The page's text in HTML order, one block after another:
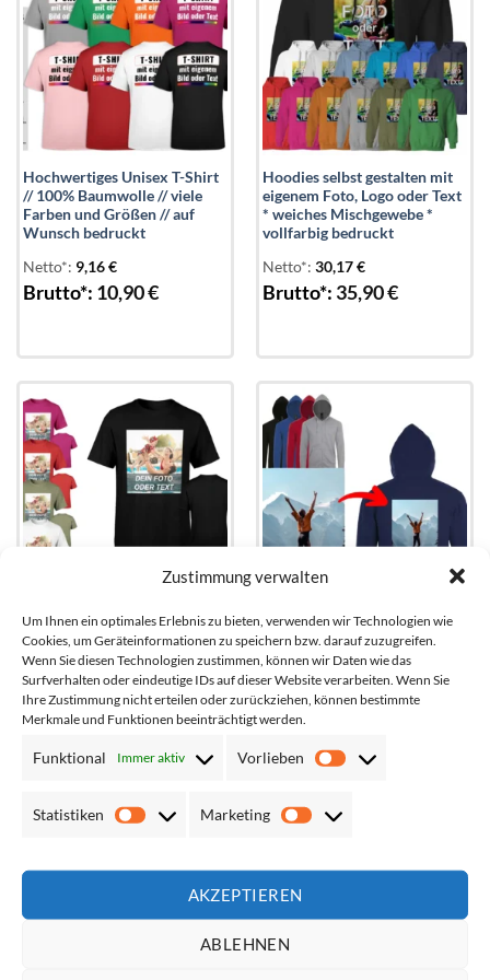
Zustimmung verwalten
Um Ihnen ein optimales Erlebnis zu bieten, verwenden wir Technologien wie
Cookies, um Geräteinformationen zu speichern bzw. darauf zuzugreifen.
Wenn Sie diesen Technologien zustimmen, können wir Daten wie das
Surfverhalten oder eindeutige IDs auf dieser Website verarbeiten. Wenn Sie
Ihre Zustimmung nicht erteilen oder zurückziehen, können bestimmte
Merkmale und Funktionen beeinträchtigt werden.
Funktional Immer aktiv Vorlieben
Vorlieben
Statistiken
Statistiken
Marketing
Marketing
AKZEPTIEREN
ABLEHNEN
Hochwertiges Unisex T-Shirt
// 100% Baumwolle // viele
Farben und Größen // auf
Wunsch bedruckt
Netto*: 9,16€
Brutto*: 10,90€
Hoodies selbst gestalten mit
eigenem Foto, Logo oder Text
* weiches Mischgewebe *
vollfarbig bedruckt
Netto*: 30,17€
Brutto*: 35,90€
wishlist
Bio Baumwolle T-Shirt selbst
gestalten * vollfarbig
bedruckt OEKO-TEX Tinte
Brutto*:17,90€
Hochwertiger Hoodie /
Kapuzenjacke // weiches
Mischgewebe // vollfarbig
bedruckt
Brutto*:39,90